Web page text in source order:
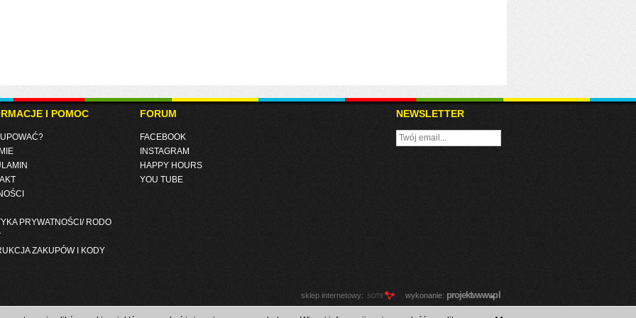
I POMOC
PRYWATNOŚCI/ RODO
ZAKUPÓW I KODY
FORUM
FACEBOOK
INSTAGRAM
HAPPY HOURS
YOU TUBE
NEWSLETTER
wykonanie: projektwww.pl
sklep internetowy: